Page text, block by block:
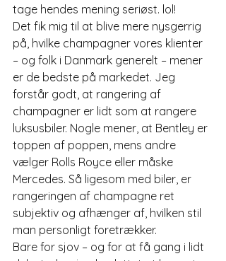
tage hendes mening seriøst. lol!
Det fik mig til at blive mere nysgerrig
på, hvilke champagner vores klienter
– og folk i Danmark generelt – mener
er de bedste på markedet. Jeg
forstår godt, at rangering af
champagner er lidt som at rangere
luksusbiler. Nogle mener, at Bentley er
toppen af poppen, mens andre
vælger Rolls Royce eller måske
Mercedes. Så ligesom med biler, er
rangeringen af champagne ret
subjektiv og afhænger af, hvilken stil
man personligt foretrækker.
Bare for sjov – og for at få gang i lidt